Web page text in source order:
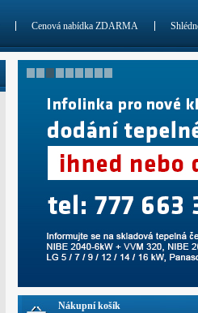
Cenová nabídka ZDARMA
Nákupní košík